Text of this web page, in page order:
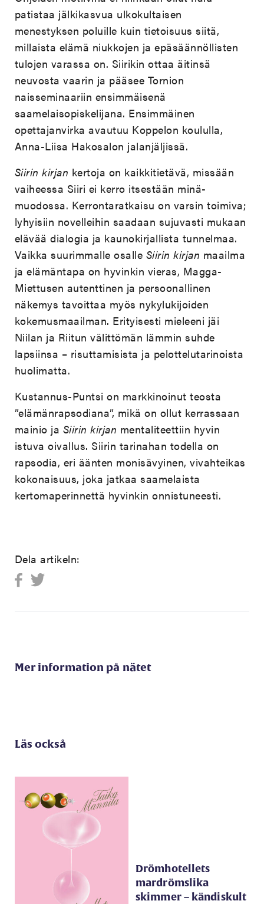
patistaa jälkikasvua ulkokultaisen
menestyksen poluille kuin tietoisuus siitä,
millaista elämä niukkojen ja epäsäännöllisten
tulojen varassa on. Siirikin ottaa äitinsä
neuvosta vaarin ja pääsee Tornion
naisseminaariin ensimmäisenä
saamelaisopiskelijana. Ensimmäinen
opettajanvirka avautuu Koppelon koululla,
Anna-Liisa Hakosalon jalanjäljissä.
Siirin kirjan kertoja on kaikkitietävä, missään
vaiheessa Siiri ei kerro itsestään minä-
muodossa. Kerrontaratkaisu on varsin toimiva;
lyhyisiin novelleihin saadaan sujuvasti mukaan
elävää dialogia ja kaunokirjallista tunnelmaa.
Vaikka suurimmalle osalle Siirin kirjan maailma
ja elämäntapa on hyvinkin vieras, Magga-
Miettusen autenttinen ja persoonallinen
näkemys tavoittaa myös nykylukijoiden
kokemusmaailman. Erityisesti mieleeni jäi
Niilan ja Riitun välittömän lämmin suhde
lapsiinsa – risuttamisista ja pelottelutarinoista
huolimatta.
Kustannus-Puntsi on markkinoinut teosta
”elämänrapsodiana”, mikä on ollut kerrassaan
mainio ja Siirin kirjan mentaliteettiin hyvin
istuva oivallus. Siirin tarinahan todella on
rapsodia, eri äänten monisävyinen, vivahteikas
kokonaisuus, joka jatkaa saamelaista
kertomaperinnettä hyvinkin onnistuneesti.
Dela artikeln:
Mer information på nätet
Läs också
Drömhotellets
mardrömslika
skimmer – kändiskult